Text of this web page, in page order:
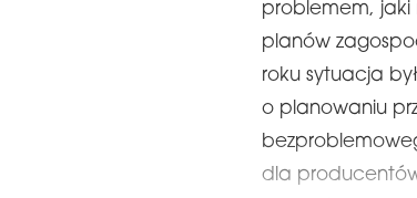
problemem, jaki
planów
roku sytuacja
o planowaniu
dla